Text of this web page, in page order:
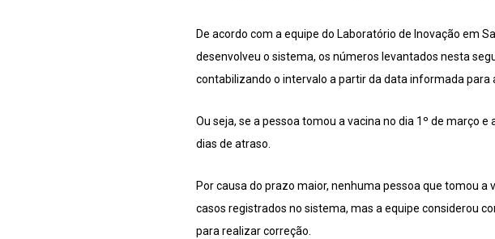
De acordo com a equipe do Laboratório de Inovação em
desenvolveu o sistema, os números levantados nesta
contabilizando o intervalo a partir da data informada para
Ou seja, se a pessoa tomou a vacina no dia 1º de março
dias de atraso.
Por causa do prazo maior, nenhuma pessoa que tomou
casos registrados no sistema, mas a equipe considerou
para realizar correção.